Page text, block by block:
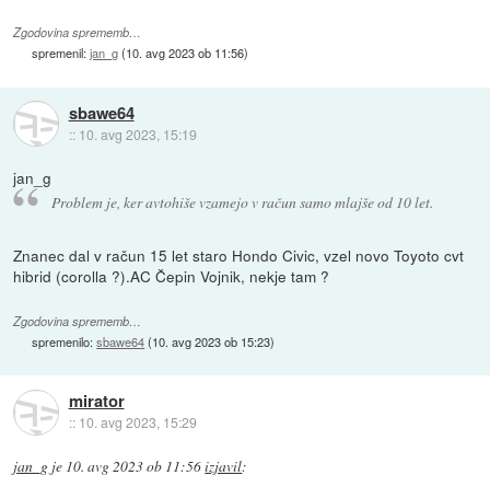
Zgodovina sprememb…
spremenil:jan_g(10. avg 2023 ob 11:56)
sbawe64
:: 10. avg 2023, 15:19
jan_g
Problem je, ker avtohiše vzamejo v račun samo mlajše od 10 let.
Znanec dal v račun 15 let staro Hondo Civic, vzel novo Toyoto cvt
hibrid (corolla ?).AC Čepin Vojnik, nekje tam ?
Zgodovina sprememb…
spremenilo:sbawe64(10. avg 2023 ob 15:23)
mirator
:: 10. avg 2023, 15:29
jan_g je 10. avg 2023 ob 11:56izjavil: